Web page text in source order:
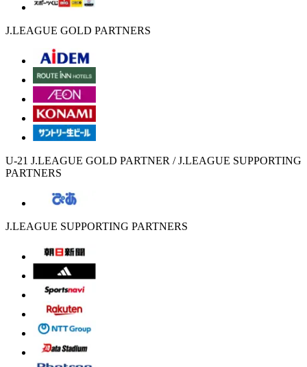
J.LEAGUE GOLD PARTNERS
U-21 J.LEAGUE GOLD PARTNER / J.LEAGUE SUPPORTING
PARTNERS
J.LEAGUE SUPPORTING PARTNERS